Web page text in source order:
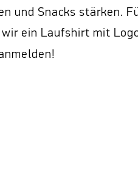
und Snacks stärken.
ein Laufshirt mit